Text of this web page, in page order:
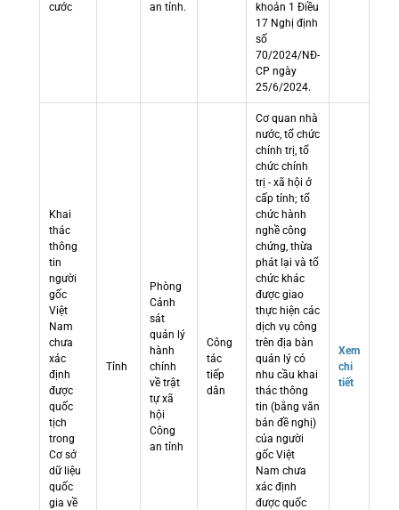
cước
an tỉnh.
khoản 1 Điều
17 Nghị định
số
70/2024/NĐ-
CP ngày
25/6/2024.
Khai
thác
thông
tin
người
gốc
Việt
Nam
chưa
xác
định
được
quốc
tịch
trong
Cơ sở
dữ liệu
quốc
gia về
Tỉnh
Phòng
Cảnh
sát
quản lý
hành
chính
về trật
tự xã
hội
Công
an tỉnh
Công
tác
tiếp
dân
Cơ quan nhà
nước, tổ chức
chính trị, tổ
chức chính
trị - xã hội ở
cấp tỉnh; tổ
chức hành
nghề công
chứng, thừa
phát lại và tổ
chức khác
được giao
thực hiện các
dịch vụ công
trên địa bàn
quản lý có
nhu cầu khai
thác thông
tin (bằng văn
bản đề nghị)
của người
gốc Việt
Nam chưa
xác định
được quốc
Xem
chi
tiết